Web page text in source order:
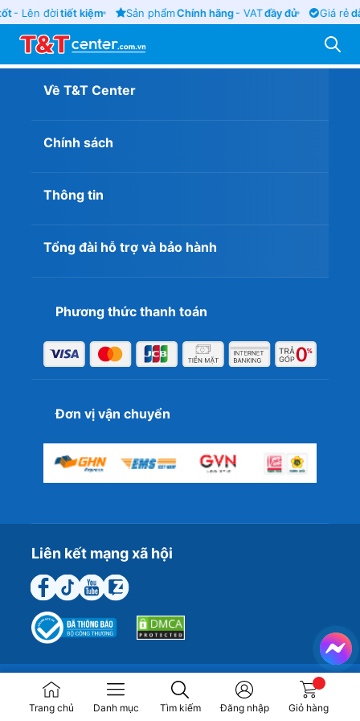
- Lên đờitiết kiệm Sản phẩmChính hãng- VATđầy đủ Giá rẻ
Về T&T Center
Chính sách
Thông tin
Tổng đài hỗ trợ và bảo hành
Phương thức thanh toán
Đơn vị vận chuyển
Liên kết mạng xã hội
Trang chủ Danh mục Tìm kiếm Đăng nhập Giỏ hàng